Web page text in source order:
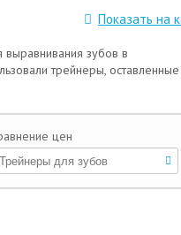
Показать на
выравнивания зубов в
трейнеры,
цен